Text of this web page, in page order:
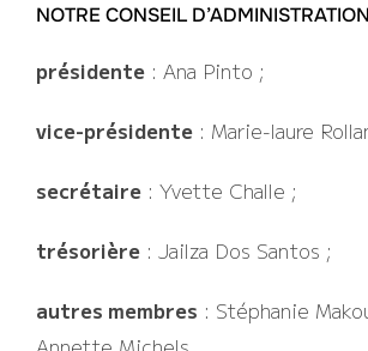
NOTRE CONSEIL D’ADMINISTRATION
présidente : Ana Pinto ;
vice-présidente : Marie-laure
secrétaire : Yvette Challe ;
trésorière : Jailza Dos Santos ;
autres membres : Stéphanie